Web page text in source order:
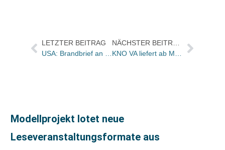
LETZTER BEITRAG
Modellprojekt lotet neue
Leseveranstaltungsformate aus